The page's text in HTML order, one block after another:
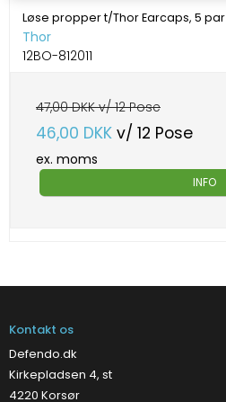
Løse propper t/Thor Earcaps, 5 par
Thor
12BO-812011
47,00 DKK v/ 12 Pose
46,00 DKK v/ 12 Pose
ex. moms
INFO
Kontakt os
Defendo.dk
Kirkepladsen 4, st
4220 Korsør